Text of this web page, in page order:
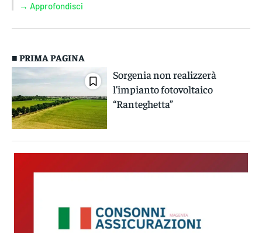
→ Approfondisci
■ PRIMA PAGINA
Sorgenia non realizzerà
l’impianto fotovoltaico
“Ranteghetta”